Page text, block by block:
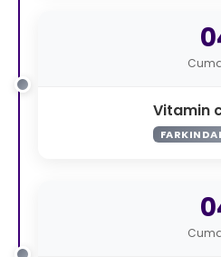
Vitamin